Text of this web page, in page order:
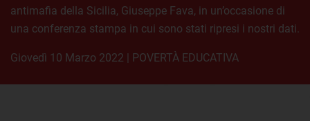
antimafia della Sicilia, Giuseppe Fava, in un’occasione di
una conferenza stampa in cui sono stati ripresi i nostri dati.
giovedì 10 Marzo 2022 | POVERTÀ EDUCATIVA